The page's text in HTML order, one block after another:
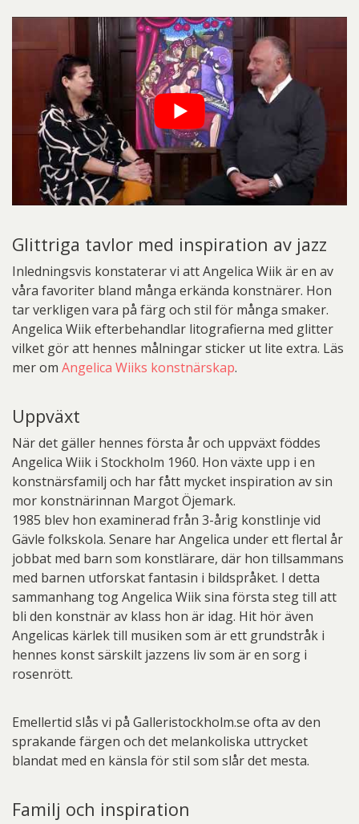
Glittriga tavlor med inspiration av jazz
Inledningsvis konstaterar vi att Angelica Wiik är en av
våra favoriter bland många erkända konstnärer. Hon
tar verkligen vara på färg och stil för många smaker.
Angelica Wiik efterbehandlar litografierna med glitter
vilket gör att hennes målningar sticker ut lite extra. Läs
mer om Angelica Wiiks konstnärskap.
Uppväxt
När det gäller hennes första år och uppväxt föddes
Angelica Wiik i Stockholm 1960. Hon växte upp i en
konstnärsfamilj och har fått mycket inspiration av sin
mor konstnärinnan Margot Öjemark.
1985 blev hon examinerad från 3-årig konstlinje vid
Gävle folkskola. Senare har Angelica under ett flertal år
jobbat med barn som konstlärare, där hon tillsammans
med barnen utforskat fantasin i bildspråket. I detta
sammanhang tog Angelica Wiik sina första steg till att
bli den konstnär av klass hon är idag. Hit hör även
Angelicas kärlek till musiken som är ett grundstråk i
hennes konst särskilt jazzens liv som är en sorg i
rosenrött.
Emellertid slås vi på Galleristockholm.se ofta av den
sprakande färgen och det melankoliska uttrycket
blandat med en känsla för stil som slår det mesta.
Familj och inspiration